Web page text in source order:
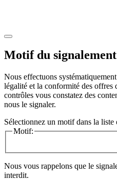
Motif du signalement
Nous effectuons
légalité et la conformité des offres
contrôles vous constatez des
nous le signaler.
Sélectionnez un motif dans la liste
Motif:
Nous vous rappelons que le
interdit.